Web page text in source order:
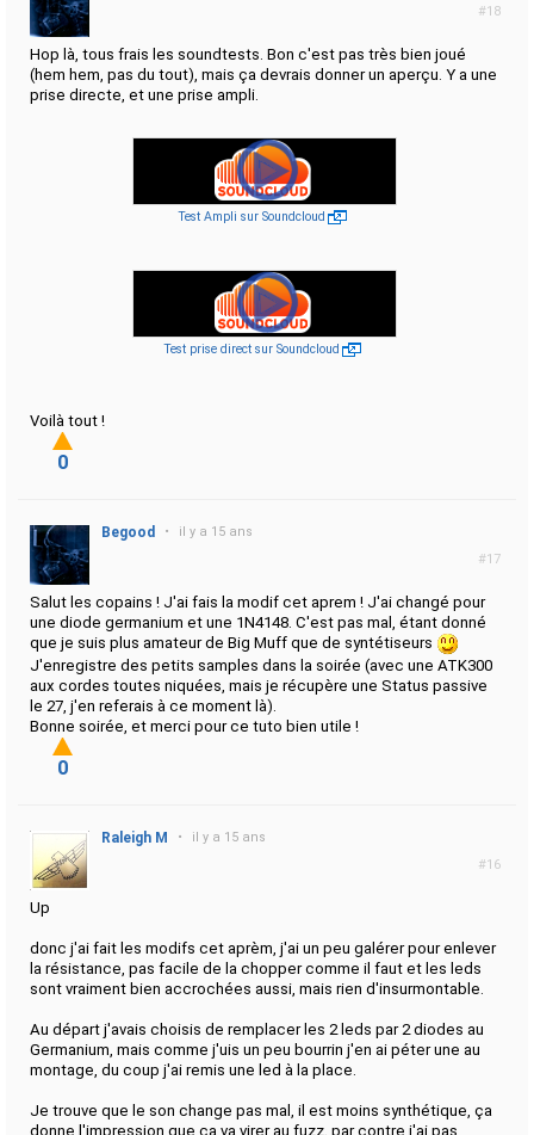
#18
Hop là, tous frais les soundtests. Bon c'est pas très bien joué
(hem hem, pas du tout), mais ça devrais donner un aperçu. Y a une
prise directe, et une prise ampli.
Test Ampli sur Soundcloud
Test prise direct sur Soundcloud
Voilà tout !
0
#17
Begood • il y a 15 ans
Salut les copains ! J'ai fais la modif cet aprem ! J'ai changé pour
une diode germanium et une 1N4148. C'est pas mal, étant donné
que je suis plus amateur de Big Muff que de syntétiseurs
J'enregistre des petits samples dans la soirée (avec une ATK300
aux cordes toutes niquées, mais je récupère une Status passive
le 27, j'en referais à ce moment là).
Bonne soirée, et merci pour ce tuto bien utile !
0
#16
Raleigh M • il y a 15 ans
Up
donc j'ai fait les modifs cet aprèm, j'ai un peu galérer pour enlever
la résistance, pas facile de la chopper comme il faut et les leds
sont vraiment bien accrochées aussi, mais rien d'insurmontable.
Au départ j'avais choisis de remplacer les 2 leds par 2 diodes au
Germanium, mais comme j'uis un peu bourrin j'en ai péter une au
montage, du coup j'ai remis une led à la place.
Je trouve que le son change pas mal, il est moins synthétique, ça
donne l'impression que ça va virer au fuzz, par contre j'ai pas